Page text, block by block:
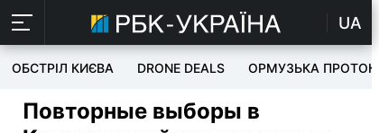
UA
ОБСТРІЛ КИЄВА DRONE DEALS ОРМУЗЬКА ПРОТОКА
Повторные выборы в